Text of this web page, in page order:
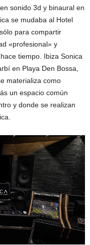
sonido 3d y binaural en
se mudaba al Hotel
para compartir
«profesional» y
tiempo. Ibiza Sonica
en Playa Den Bossa,
materializa como
un espacio común
y donde se realizan